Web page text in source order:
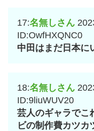
17:名無しさん
ID:OwfHXQNC0
中田はまだ日本に
18:名無しさん
ID:9liuWUV20
芸人のギャラでこ
ビの制作費カツカ